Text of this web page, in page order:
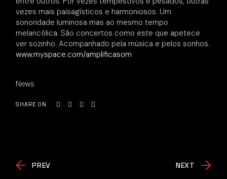
vezes mais paisagísticos e harmoniosos. Um
sonoridade luminosa mas ao mesmo tempo
melancólica. São concertos como este que apetece
ver sozinho. Acompanhado pela música e pelos sonhos.
www.myspace.com/amplificasom
News
SHARE ON
PREV NEXT